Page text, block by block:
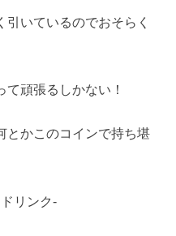
いているのでおそらく
て頑張るしかない！
とかこのコインで持ち堪
リンク-